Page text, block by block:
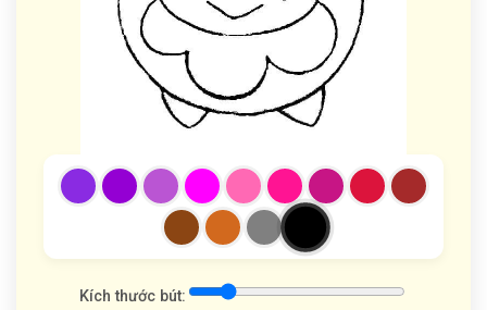
Kích thước bút: